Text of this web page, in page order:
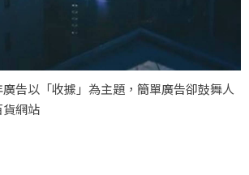
告以「收據」為主題，簡單廣告卻鼓舞人
網站